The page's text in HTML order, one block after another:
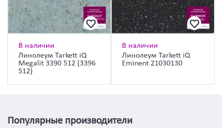
В наличии
Линолеум Tarkett iQ
Megalit 3390 512 (3396
512)
В наличии
Линолеум Tarkett iQ
Eminent 21030130
Популярные производители